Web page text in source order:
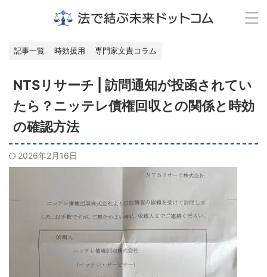
記事一覧 時効援用 専門家文責コラム
NTSリサーチ | 訪問通知が投函されてい
たら？ニッテレ債権回収との関係と時効
の確認方法
2026年2月16日